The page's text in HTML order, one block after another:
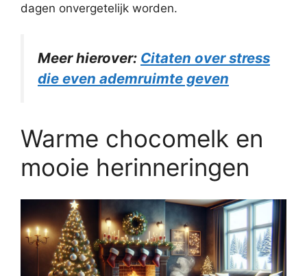
dagen onvergetelijk worden.
Meer hierover: Citaten over stress
die even ademruimte geven
Warme chocomelk en
mooie herinneringen